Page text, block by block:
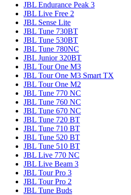
JBL Endurance Peak 3
JBL Live Free 2
JBL Sense Lite
JBL Tune 730BT
JBL Tune 530BT
JBL Tune 780NC
JBL Junior 320BT
JBL Tour One M3
JBL Tour One M3 Smart TX
JBL Tour One M2
JBL Tune 770 NC
JBL Tune 760 NC
JBL Tune 670 NC
JBL Tune 720 BT
JBL Tune 710 BT
JBL Tune 520 BT
JBL Tune 510 BT
JBL Live 770 NC
JBL Live Beam 3
JBL Tour Pro 3
JBL Tour Pro 2
JBL Tune Buds